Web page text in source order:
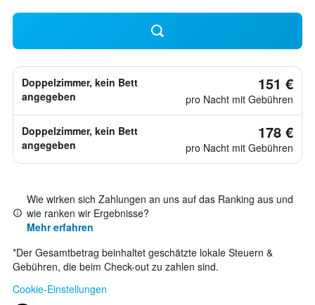
Doppelzimmer, kein Bett
angegeben
151 €
pro Nacht mit Gebühren
Doppelzimmer, kein Bett
angegeben
178 €
pro Nacht mit Gebühren
Wie wirken sich Zahlungen an uns auf das Ranking aus und
wie ranken wir Ergebnisse?
Mehr erfahren
*Der Gesamtbetrag beinhaltet geschätzte lokale Steuern &
Gebühren, die beim Check-out zu zahlen sind.
Cookie-Einstellungen